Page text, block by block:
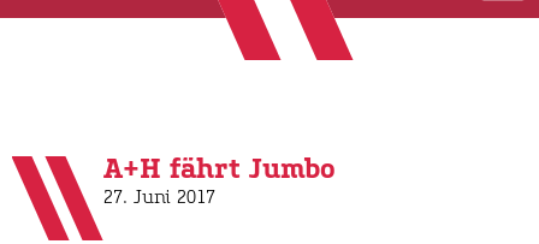
A+H fährt Jumbo
27. Juni 2017